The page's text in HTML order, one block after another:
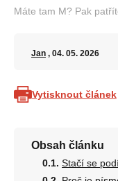
Máte tam M? Pak
Jan , 04. 05. 2026
Vytisknout článek
Obsah článku
Stačí se